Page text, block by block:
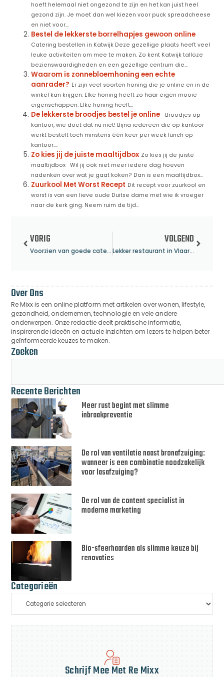
hoeft helemaal niet ongezond te zijn en het kan juist heel
gezond zijn. Je moet dan wel kiezen voor puck spreadcheese
en niet voor...
Bestel de lekkerste borrelhapjes gewoon online
Catering bestellen in Katwijk Deze gezellige plaats heeft veel
leuke activiteiten om mee te maken. Zo kent Katwijk talloze
bezienswaardigheden en een gezellige centrum die...
Waarom is zonnebloemhoning een echte
aanrader? Er zijn veel soorten honing die je online en in de
winkel kan krijgen. Elke honing heeft zo haar eigen mooie
eigenschappen. Elke honing heeft...
De lekkerste broodjes bestel je online
Broodjes op
kantoor, wie doet dat nu niet! Bijna iedereen die op kantoor
werkt bestelt toch minstens één keer per week lunch op
kantoor....
Zo kies jij de juiste maaltijdbox Zo kies jij de juiste
maaltijdbox Wil jij ook niet meer iedere dag hoeven
nadenken over wat je gaat koken? Dan is een maaltijdbox...
Zuurkool Met Worst Recept Dit recept voor zuurkool en
worst is van een lieve oude Duitse dame met wie ik vroeger
naar de kerk ging. Neem ruim de tijd...
VORIG
Voorzien van goede catering in Groningen
VOLGEND
Lekker restaurant in Vlaardingen gezocht?
Over Ons
Re Mixx is een online platform met artikelen over wonen, lifestyle,
gezondheid, ondernemen, technologie en vele andere
onderwerpen. Onze redactie deelt praktische informatie,
inspirerende ideeën en actuele inzichten om lezers te helpen beter
geïnformeerde keuzes te maken.
Zoeken
Recente Berichten
Meer rust begint met slimme
inbraakpreventie
De rol van ventilatie naast bronafzuiging:
wanneer is een combinatie noodzakelijk
voor lasafzuiging?
De rol van de content specialist in
moderne marketing
Bio-sfeerhaarden als slimme keuze bij
renovaties
Categorieën
Schrijf Mee Met Re Mixx